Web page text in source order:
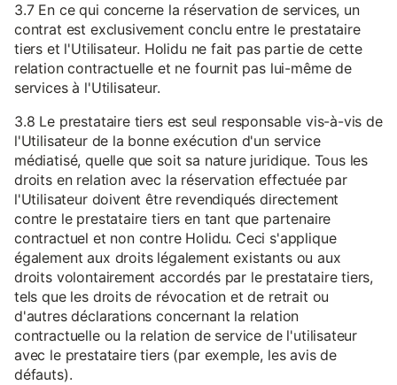
3.7 En ce qui concerne la réservation de services, un
contrat est exclusivement conclu entre le prestataire
tiers et l'Utilisateur. Holidu ne fait pas partie de cette
relation contractuelle et ne fournit pas lui-même de
services à l'Utilisateur.
3.8 Le prestataire tiers est seul responsable vis-à-vis de
l'Utilisateur de la bonne exécution d'un service
médiatisé, quelle que soit sa nature juridique. Tous les
droits en relation avec la réservation effectuée par
l'Utilisateur doivent être revendiqués directement
contre le prestataire tiers en tant que partenaire
contractuel et non contre Holidu. Ceci s'applique
également aux droits légalement existants ou aux
droits volontairement accordés par le prestataire tiers,
tels que les droits de révocation et de retrait ou
d'autres déclarations concernant la relation
contractuelle ou la relation de service de l'utilisateur
avec le prestataire tiers (par exemple, les avis de
défauts).